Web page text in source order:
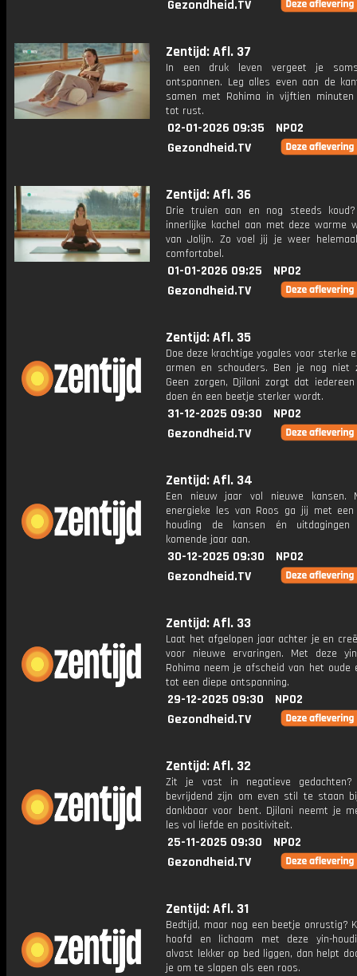
Gezondheid.TV
Zentijd: Afl. 37
In een druk leven vergeet je
ontspannen. Leg alles even aan de
samen met Rohima in vijftien minuten
tot rust.
02-01-2026 09:35
NPO2
Gezondheid.TV
Zentijd: Afl. 36
Drie truien aan en nog steeds
innerlijke kachel aan met deze warme
van Jolijn. Zo voel jij je weer
comfortabel.
01-01-2026 09:25
NPO2
Gezondheid.TV
Zentijd: Afl. 35
Doe deze krachtige yogales voor sterke
armen en schouders. Ben je nog niet
Geen zorgen, Djilani zorgt dat
doen én een beetje sterker wordt.
31-12-2025 09:30
NPO2
Gezondheid.TV
Zentijd: Afl. 34
Een nieuw jaar vol nieuwe kansen.
energieke les van Roos ga jij met een
houding de kansen én
komende jaar aan.
30-12-2025 09:30
NPO2
Gezondheid.TV
Zentijd: Afl. 33
Laat het afgelopen jaar achter je en
voor nieuwe ervaringen. Met deze
Rohima neem je afscheid van het oude
tot een diepe ontspanning.
29-12-2025 09:30
NPO2
Gezondheid.TV
Zentijd: Afl. 32
Zit je vast in negatieve
bevrijdend zijn om even stil te staan
dankbaar voor bent. Djilani neemt je
les vol liefde en positiviteit.
25-11-2025 09:30
NPO2
Gezondheid.TV
Zentijd: Afl. 31
Bedtijd, maar nog een beetje onrustig?
hoofd en lichaam met deze yin-
alvast lekker op bed liggen, dan helpt
je om te slapen als een roos.